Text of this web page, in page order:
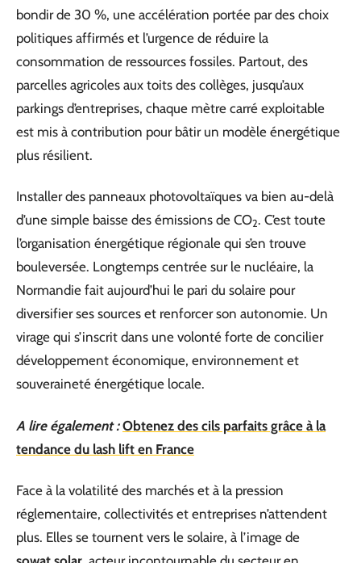
bondir de 30 %, une accélération portée par des choix
politiques affirmés et l’urgence de réduire la
consommation de ressources fossiles. Partout, des
parcelles agricoles aux toits des collèges, jusqu’aux
parkings d’entreprises, chaque mètre carré exploitable
est mis à contribution pour bâtir un modèle énergétique
plus résilient.
Installer des panneaux photovoltaïques va bien au-delà
d’une simple baisse des émissions de CO2. C’est toute
l’organisation énergétique régionale qui s’en trouve
bouleversée. Longtemps centrée sur le nucléaire, la
Normandie fait aujourd’hui le pari du solaire pour
diversifier ses sources et renforcer son autonomie. Un
virage qui s’inscrit dans une volonté forte de concilier
développement économique, environnement et
souveraineté énergétique locale.
A lire également : Obtenez des cils parfaits grâce à la
tendance du lash lift en France
Face à la volatilité des marchés et à la pression
réglementaire, collectivités et entreprises n’attendent
plus. Elles se tournent vers le solaire, à l’image de